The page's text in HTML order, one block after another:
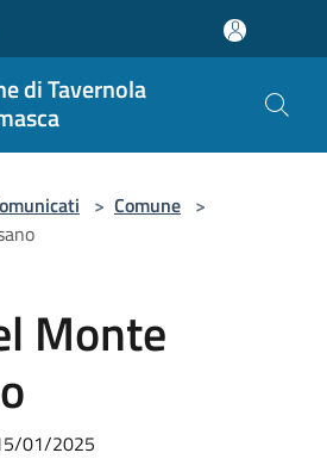
di Tavernola
> Comune >
Monte
01/2025